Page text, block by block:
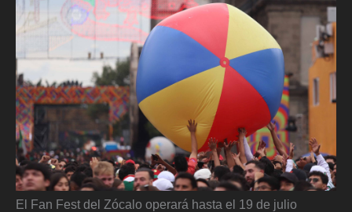
El Fan Fest del Zócalo operará hasta el 19 de julio